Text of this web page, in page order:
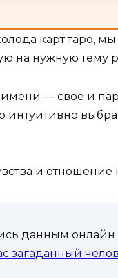
карт таро,
на нужную тему
— свое и
интуитивно
и отношение
данным
загаданный